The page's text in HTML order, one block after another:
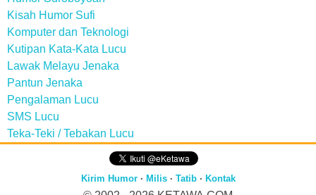
Kisah Humor Sufi
Komputer dan Teknologi
Kutipan Kata-Kata Lucu
Lawak Melayu Jenaka
Pantun Jenaka
Pengalaman Lucu
SMS Lucu
Teka-Teki / Tebakan Lucu
Kirim Humor· Milis· Tatib· Kontak